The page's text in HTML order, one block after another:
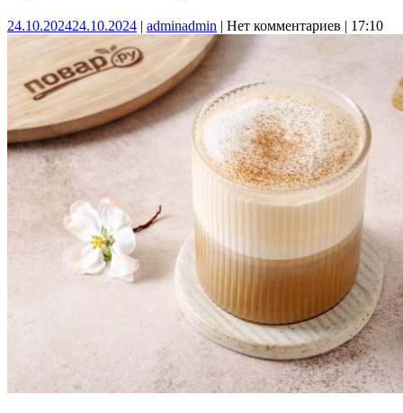
24.10.202424.10.2024 | adminadmin | Нет комментариев | 17:10